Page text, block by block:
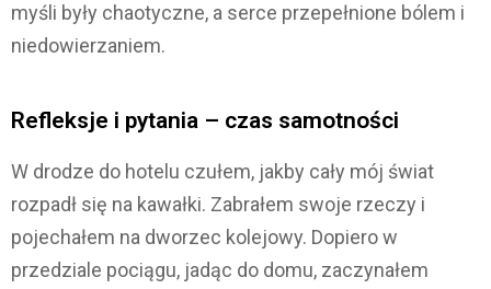
myśli były chaotyczne, a serce przepełnione bólem i
niedowierzaniem.
Refleksje i pytania – czas samotności
W drodze do hotelu czułem, jakby cały mój świat
rozpadł się na kawałki. Zabrałem swoje rzeczy i
pojechałem na dworzec kolejowy. Dopiero w
przedziale pociągu, jadąc do domu, zaczynałem